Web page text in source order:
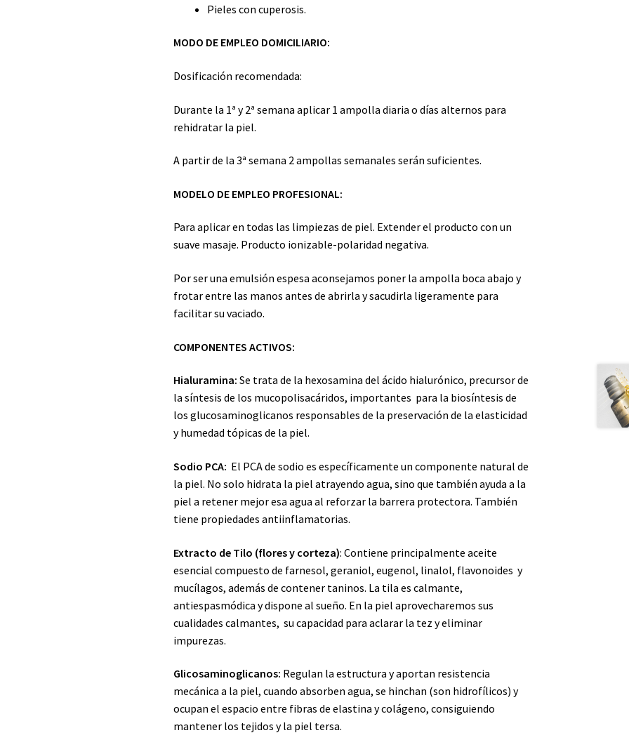
Pieles con cuperosis.
MODO DE EMPLEO DOMICILIARIO:
Dosificación recomendada:
Durante la 1ª y 2ª semana aplicar 1 ampolla diaria o días alternos para
rehidratar la piel.
A partir de la 3ª semana 2 ampollas semanales serán suficientes.
MODELO DE EMPLEO PROFESIONAL:
Para aplicar en todas las limpiezas de piel. Extender el producto con un
suave masaje. Producto ionizable-polaridad negativa.
Por ser una emulsión espesa aconsejamos poner la ampolla boca abajo y
frotar entre las manos antes de abrirla y sacudirla ligeramente para
facilitar su vaciado.
COMPONENTES ACTIVOS:
Hialuramina:Se trata de la hexosamina del ácido hialurónico, precursor de
la síntesis de los mucopolisacáridos, importantes para la biosíntesis de
los glucosaminoglicanos responsables de la preservación de la elasticidad
y humedad tópicas de la piel.
Sodio PCA: El PCA de sodio es específicamente un componente natural de
la piel. No solo hidrata la piel atrayendo agua, sino que también ayuda a la
piel a retener mejor esa agua al reforzar la barrera protectora. También
tiene propiedades antiinflamatorias.
Extracto de Tilo (flores y corteza): Contiene principalmente aceite
esencial compuesto de farnesol, geraniol, eugenol, linalol, flavonoides y
mucílagos, además de contener taninos. La tila es calmante,
antiespasmódica y dispone al sueño. En la piel aprovecharemos sus
cualidades calmantes, su capacidad para aclarar la tez y eliminar
impurezas.
Glicosaminoglicanos: Regulan la estructura y aportan resistencia
mecánica a la piel, cuando absorben agua, se hinchan (son hidrofílicos) y
ocupan el espacio entre fibras de elastina y colágeno, consiguiendo
mantener los tejidos y la piel tersa.